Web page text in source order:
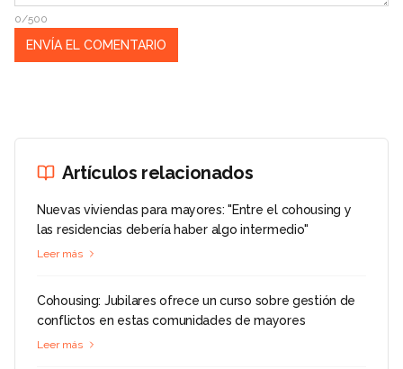
0/500
Artículos relacionados
Nuevas viviendas para mayores: "Entre el cohousing y
las residencias debería haber algo intermedio"
Leer más
Cohousing: Jubilares ofrece un curso sobre gestión de
conflictos en estas comunidades de mayores
Leer más